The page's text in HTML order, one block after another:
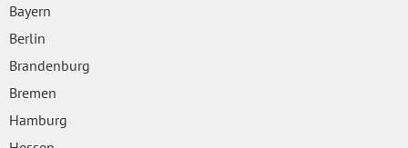
Bayern
Berlin
Brandenburg
Bremen
Hamburg